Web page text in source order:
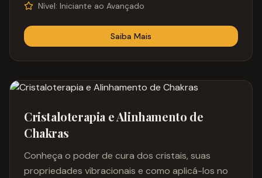
Nível: Iniciante ao Avançado
Saiba Mais
Cristaloterapia e Alinhamento de
Chakras
Conheça o poder de cura dos cristais, suas
propriedades vibracionais e como aplicá-los no